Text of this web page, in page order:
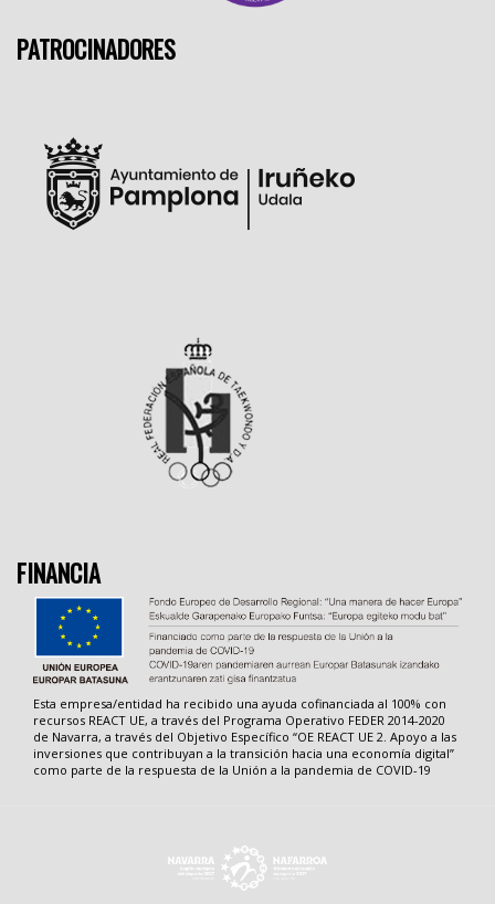
PATROCINADORES
FINANCIA
Esta empresa/entidad ha recibido una ayuda cofinanciada al 100% con
recursos REACT UE, a través del Programa Operativo FEDER 2014-2020
de Navarra, a través del Objetivo Específico “OE REACT UE 2. Apoyo a las
inversiones que contribuyan a la transición hacia una economía digital”
como parte de la respuesta de la Unión a la pandemia de COVID-19